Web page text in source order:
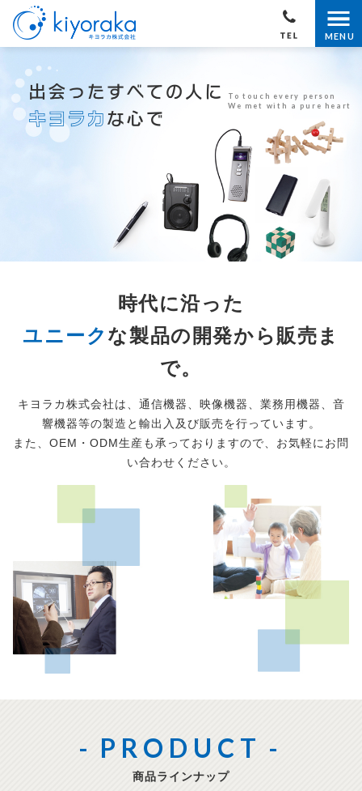
MENU
To touch every person
We met with a pure heart
時代に沿った
ユニーク な製品の開発から販売ま
で。
キヨラカ株式会社は、通信機器、映像機器、 業務用機器、音
響機器等の製造と輸出入及び販売を行っています。
また、OEM・ODM生産も承っておりますので、お気軽にお問
い合わせください。
PRODUCT
商品ラインナップ